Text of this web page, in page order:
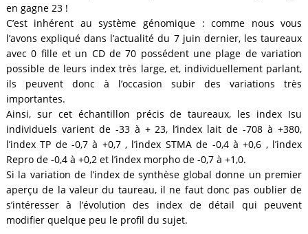
en gagne 23 !
C’est inhérent au système génomique : comme nous vous
l’avons expliqué dans l’actualité du 7 juin dernier, les taureaux
avec 0 fille et un CD de 70 possédent une plage de variation
possible de leurs index très large, et, individuellement parlant,
ils peuvent donc à l’occasion subir des variations très
importantes.
Ainsi, sur cet échantillon précis de taureaux, les index Isu
individuels varient de -33 à + 23, l’index lait de -708 à +380,
l’index TP de -0,7 à +0,7 , l’index STMA de -0,4 à +0,6 , l’index
Repro de -0,4 à +0,2 et l’index morpho de -0,7 à +1,0.
Si la variation de l’index de synthèse global donne un premier
aperçu de la valeur du taureau, il ne faut donc pas oublier de
s’intéresser à l’évolution des index de détail qui peuvent
modifier quelque peu le profil du sujet.